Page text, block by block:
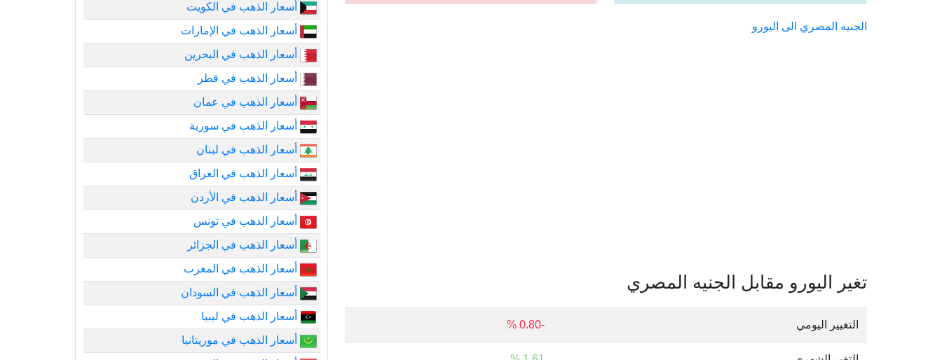
الجنيه المصري الى اليورو
تغير اليورو مقابل الجنيه المصري
التغيير اليومي -0.80 %
أسعار الذهب في الكويت
أسعار الذهب في الإمارات
أسعار الذهب في البحرين
أسعار الذهب في قطر
أسعار الذهب في عمان
أسعار الذهب في سورية
أسعار الذهب في لبنان
أسعار الذهب في العراق
أسعار الذهب في الأردن
أسعار الذهب في تونس
أسعار الذهب في الجزائر
أسعار الذهب في المغرب
أسعار الذهب في السودان
أسعار الذهب في ليبيا
أسعار الذهب في موريتانيا